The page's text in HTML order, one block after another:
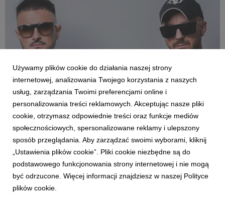
AKTUALNOŚCI
AUDIOSOULZ wracają z pozytywną energią.
Nowy utwór „PROMISE”
19 czerwca 2026
AUDIOSOULZ wracają z nowym singlem „PROMISE” -
utworem utrzymanym w tanecznym klimacie, z wyrazistym
kobiecym wokalem, który od pierwszych sekund napędza cały
Używamy plików cookie do działania naszej strony
internetowej, analizowania Twojego korzystania z naszych
usług, zarządzania Twoimi preferencjami online i
personalizowania treści reklamowych. Akceptując nasze pliki
cookie, otrzymasz odpowiednie treści oraz funkcje mediów
społecznościowych, spersonalizowane reklamy i ulepszony
sposób przeglądania. Aby zarządzać swoimi wyborami, kliknij
„Ustawienia plików cookie”. Pliki cookie niezbędne są do
podstawowego funkcjonowania strony internetowej i nie mogą
być odrzucone. Więcej informacji znajdziesz w naszej Polityce
plików cookie.